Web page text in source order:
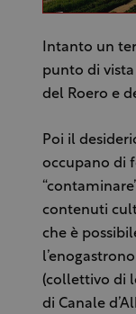
Intanto un
punto di
del Roero e
Poi il
occupano di
contenuti
che è
(collettivo di
di Canale